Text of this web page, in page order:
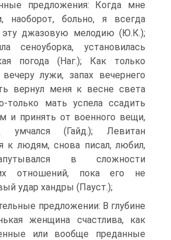
предложения: Когда мне
наоборот, больно, я всегда
джазовую мелодию (Ю.К.);
сеноуборка, установилась
погода (Наг.); Как только
лужи, запах вечернего
вернул меня к весне света
только мать успела ссадить
и принять от военного вещи,
умчался (Гайд.); Левитан
к людям, снова писал, любил,
в сложности
отношений, пока его не
удар хандры (Пауст.);
предложении: В глубине
женщина счастлива, как
или вообще преданные